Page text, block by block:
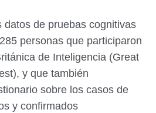
datos de pruebas cognitivas
personas que participaron
de Inteligencia (Great
y que también
sobre los casos de
y confirmados